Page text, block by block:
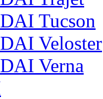
Tucson
Veloster
Verna